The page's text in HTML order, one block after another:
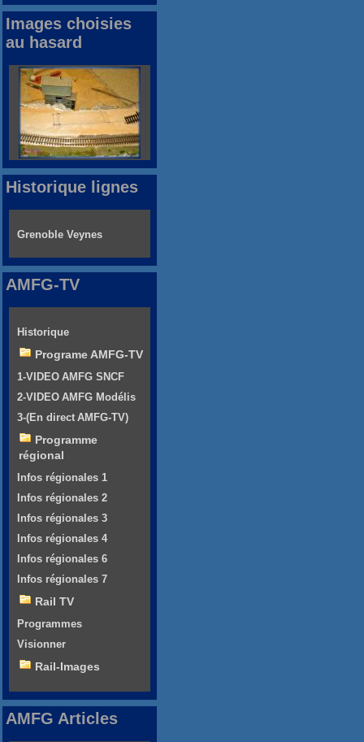
Images choisies
au hasard
Historique lignes
Grenoble Veynes
AMFG-TV
Historique
Programe AMFG-TV
1-VIDEO AMFG SNCF
2-VIDEO AMFG Modélis
3-(En direct AMFG-TV)
Programme
régional
Infos régionales 1
Infos régionales 2
Infos régionales 3
Infos régionales 4
Infos régionales 6
Infos régionales 7
Rail TV
Programmes
Visionner
Rail-Images
AMFG Articles